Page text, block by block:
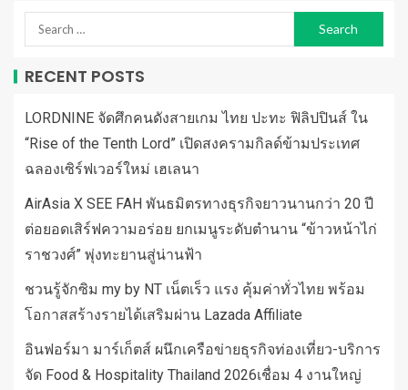
RECENT POSTS
LORDNINE จัดศึกคนดังสายเกม ไทย ปะทะ ฟิลิปปินส์ ใน
“Rise of the Tenth Lord” เปิดสงครามกิลด์ข้ามประเทศ
ฉลองเซิร์ฟเวอร์ใหม่ เฮเลนา
AirAsia X SEE FAH พันธมิตรทางธุรกิจยาวนานกว่า 20 ปี
ต่อยอดเสิร์ฟความอร่อย ยกเมนูระดับตำนาน “ข้าวหน้าไก่
ราชวงศ์” พุ่งทะยานสู่น่านฟ้า
ชวนรู้จักซิม my by NT เน็ตเร็ว แรง คุ้มค่าทั่วไทย พร้อม
โอกาสสร้างรายได้เสริมผ่าน Lazada Affiliate
อินฟอร์มา มาร์เก็ตส์ ผนึกเครือข่ายธุรกิจท่องเที่ยว-บริการ
จัด Food & Hospitality Thailand 2026เชื่อม 4 งานใหญ่